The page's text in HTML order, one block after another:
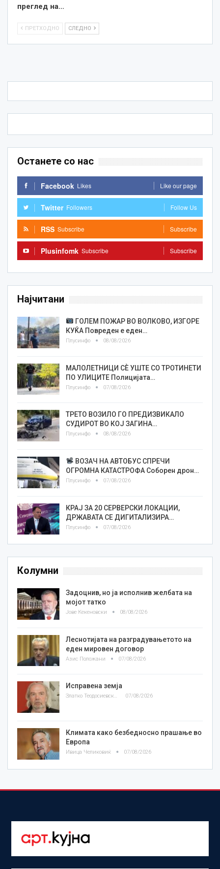
преглед на…
ПРЕТХОДНО СЛЕДНО
Останете со нас
Facebook Likes Like our page
Twitter Followers Follow Us
RSS Subscribe Subscribe
Plusinfomk Subscribe Subscribe
Најчитани
ГОЛЕМ ПОЖАР ВО ВОЛКОВО, ИЗГОРЕ
КУЌА Повреден е еден…
Плусинфо 08/08/2026
МАЛОЛЕТНИЦИ СÈ УШТЕ СО ТРОТИНЕТИ
ПО УЛИЦИТЕ Полицијата…
Плусинфо 07/08/2026
ТРЕТО ВОЗИЛО ГО ПРЕДИЗВИКАЛО
СУДИРОТ ВО КОЈ ЗАГИНА…
Плусинфо 08/08/2026
ВОЗАЧ НА АВТОБУС СПРЕЧИ
ОГРОМНА КАТАСТРОФА Соборен дрон…
Плусинфо 07/08/2026
КРАЈ ЗА 20 СЕРВЕРСКИ ЛОКАЦИИ,
ДРЖАВАТА СЕ ДИГИТАЛИЗИРА…
Плусинфо 07/08/2026
Колумни
Задоцнив, но ја исполнив желбата на
мојот татко
Јове Кекеновски 08/08/2026
Леснотијата на разградувањетото на
еден мировен договор
Азис Положани 07/08/2026
Исправена земја
Златко Теодосиевски 07/08/2026
Климата како безбедносно прашање во
Европа
Ивица Челиковиќ 07/08/2026